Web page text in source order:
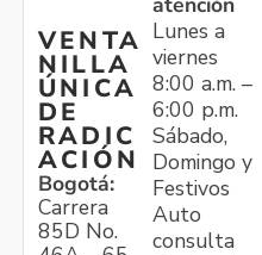
VENTA
NILLA
ÚNICA
DE
RADIC
ACIÓN
Bogotá:
Carrera
85D No.
Lunes a
viernes
8:00 a.m. –
6:00 p.m.
Sábado,
Domingo y
Festivos
Auto
consulta